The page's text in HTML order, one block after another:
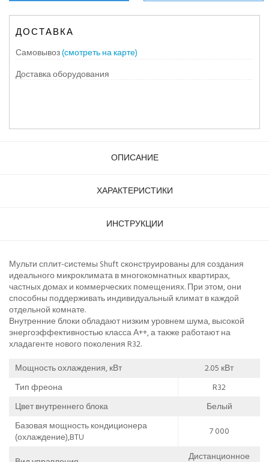
ДОСТАВКА
Самовывоз(смотреть на карте)
Доставка оборудования
ОПИСАНИЕ
ХАРАКТЕРИСТИКИ
ИНСТРУКЦИИ
Мульти сплит-системы Shuft сконструированы для создания
идеального микроклимата в многокомнатных квартирах,
частных домах и коммерческих помещениях. При этом, они
способны поддерживать индивидуальный климат в каждой
отдельной комнате.
Внутренние блоки обладают низким уровнем шума, высокой
энергоэффективностью класса А++, а также работают на
хладагенте нового поколения R32.
Мощность охлаждения, кВт
2.05 кВт
Тип фреона
R32
Цвет внутреннего блока
Белый
Базовая мощность кондиционера
(охлаждение),BTU
7 000
Дистанционное